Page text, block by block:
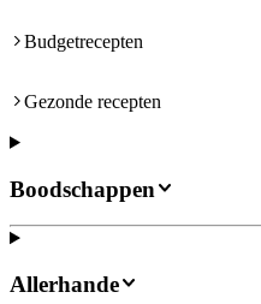
Budgetrecepten
Gezonde recepten
Boodschappen
Allerhande